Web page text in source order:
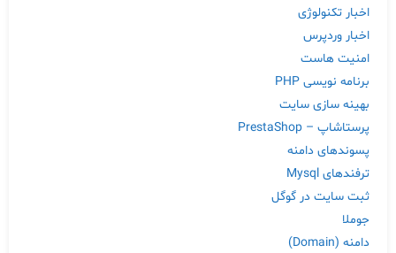
اخبار تکنولوژی
اخبار وردپرس
امنیت هاست
برنامه نویسی PHP
بهینه سازی سایت
پرستاشاپ – PrestaShop
پسوندهای دامنه
ترفندهای Mysql
ثبت سایت در گوگل
جوملا
دامنه (Domain)